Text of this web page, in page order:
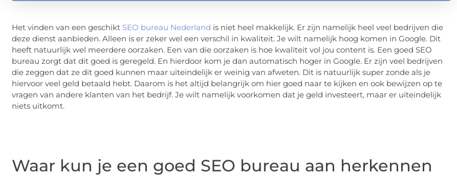
Het vinden van een geschikt SEO bureau Nederland is niet heel makkelijk. Er zijn namelijk heel veel bedrijven die
deze dienst aanbieden. Alleen is er zeker wel een verschil in kwaliteit. Je wilt namelijk hoog komen in Google. Dit
heeft natuurlijk wel meerdere oorzaken. Een van die oorzaken is hoe kwaliteit vol jou content is. Een goed SEO
bureau zorgt dat dit goed is geregeld. En hierdoor kom je dan automatisch hoger in Google. Er zijn veel bedrijven
die zeggen dat ze dit goed kunnen maar uiteindelijk er weinig van afweten. Dit is natuurlijk super zonde als je
hiervoor veel geld betaald hebt. Daarom is het altijd belangrijk om hier goed naar te kijken en ook bewijzen op te
vragen van andere klanten van het bedrijf. Je wilt namelijk voorkomen dat je geld investeert, maar er uiteindelijk
niets uitkomt.
Waar kun je een goed SEO bureau aan herkennen